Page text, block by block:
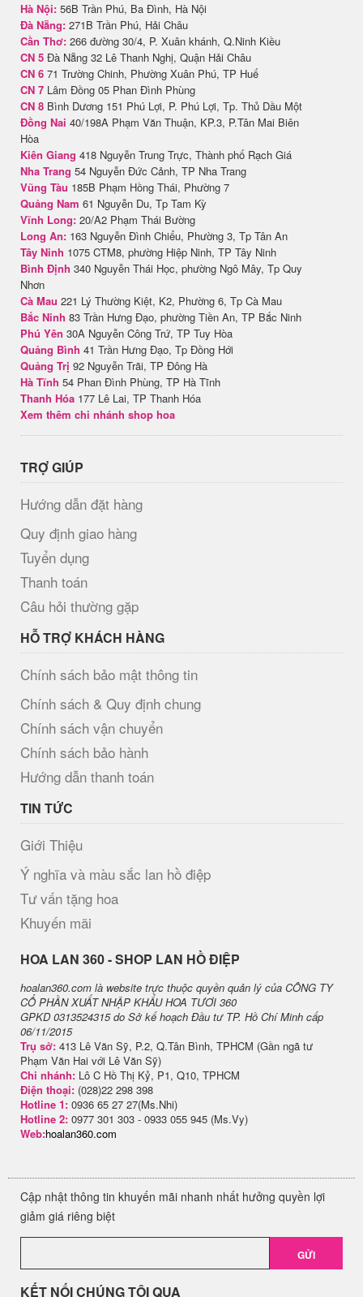
Hà Nội: 56B Trần Phú, Ba Đình, Hà Nội
Đà Nẵng: 271B Trần Phú, Hải Châu
Cần Thơ: 266 đường 30/4, P. Xuân khánh, Q.Ninh Kiều
CN 5 Đà Nẵng 32 Lê Thanh Nghị, Quận Hải Châu
CN 6 71 Trường Chinh, Phường Xuân Phú, TP Huế
CN 7 Lâm Đồng 05 Phan Đình Phùng
CN 8 Bình Dương 151 Phú Lợi, P. Phú Lợi, Tp. Thủ Dầu Một
Đồng Nai 40/198A Phạm Văn Thuận, KP.3, P.Tân Mai Biên
Hòa
Kiên Giang 418 Nguyễn Trung Trực, Thành phố Rạch Giá
Nha Trang 54 Nguyễn Đức Cảnh, TP Nha Trang
Vũng Tàu 185B Phạm Hồng Thái, Phường 7
Quảng Nam 61 Nguyễn Du, Tp Tam Kỳ
Vĩnh Long: 20/A2 Phạm Thái Bường
Long An: 163 Nguyễn Đình Chiểu, Phường 3, Tp Tân An
Tây Ninh 1075 CTM8, phường Hiệp Ninh, TP Tây Ninh
Bình Định 340 Nguyễn Thái Học, phường Ngô Mây, Tp Quy
Nhơn
Cà Mau 221 Lý Thường Kiệt, K2, Phường 6, Tp Cà Mau
Bắc Ninh 83 Trần Hưng Đạo, phường Tiền An, TP Bắc Ninh
Phú Yên 30A Nguyễn Công Trứ, TP Tuy Hòa
Quảng Bình 41 Trần Hưng Đạo, Tp Đồng Hới
Quảng Trị 92 Nguyễn Trãi, TP Đông Hà
Hà Tĩnh 54 Phan Đình Phùng, TP Hà Tĩnh
Thanh Hóa 177 Lê Lai, TP Thanh Hóa
Xem thêm chi nhánh shop hoa
TRỢ GIÚP
Hướng dẫn đặt hàng
Quy định giao hàng
Tuyển dụng
Thanh toán
Câu hỏi thường gặp
HỖ TRỢ KHÁCH HÀNG
Chính sách bảo mật thông tin
Chính sách & Quy định chung
Chính sách vận chuyển
Chính sách bảo hành
Hướng dẫn thanh toán
TIN TỨC
Giới Thiệu
Ý nghĩa và màu sắc lan hồ điệp
Tư vấn tặng hoa
Khuyến mãi
H​OA LAN 360 - SHOP LAN HỒ ĐIỆP
hoalan360.com là website trực thuộc quyền quản lý của CÔNG TY
CỔ PHẦN XUẤT NHẬP KHẨU HOA TƯƠI 360
GPKD 0313524315 do Sở kế hoạch Đầu tư TP. Hồ Chí Minh cấp
06/11/2015
Trụ sở: 413 Lê Văn Sỹ, P.2, Q.Tân Bình, TPHCM (Gần ngã tư
Phạm Văn Hai với Lê Văn Sỹ)
Chi nhánh: Lô C Hồ Thị Kỷ, P1, Q10, TPHCM
Điện thoại: (028)22 298 398
Hotline 1: 0936 65 27 27(Ms.Nhi)
Hotline 2: 0977 301 303 - 0933 055 945 (Ms.Vy)
Web:hoalan360.com
Cập nhật thông tin khuyến mãi nhanh nhất hưởng quyền lợi
giảm giá riêng biệt
GỬI
KẾT NỐI CHÚNG TÔI QUA